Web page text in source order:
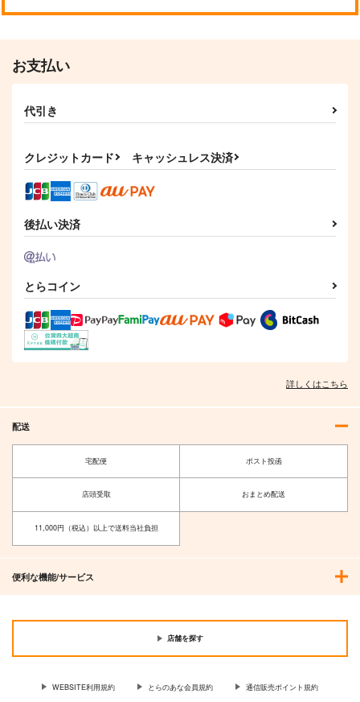
お支払い
代引き
クレジットカード キャッシュレス決済
後払い決済
とらコイン
詳しくはこちら
配送
宅配便 ポスト投函
店頭受取 おまとめ配送
11,000円（税込）以上で送料当社負担
便利な機能/サービス
店舗を探す
WEBSITE利用規約 とらのあな会員規約 通信販売ポイント規約